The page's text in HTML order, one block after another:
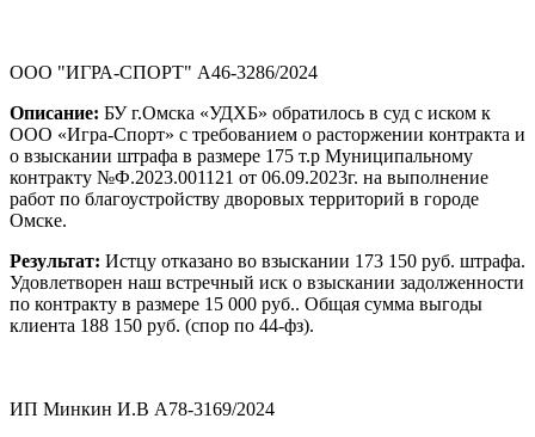
ООО "ИГРА-СПОРТ" А46-3286/2024
Описание: БУ г.Омска «УДХБ» обратилось в суд с иском к
ООО «Игра-Спорт» с требованием о расторжении контракта и
о взыскании штрафа в размере 175 т.р Муниципальному
контракту №Ф.2023.001121 от 06.09.2023г. на выполнение
работ по благоустройству дворовых территорий в городе
Омске.
Результат: Истцу отказано во взыскании 173 150 руб. штрафа.
Удовлетворен наш встречный иск о взыскании задолженности
по контракту в размере 15 000 руб.. Общая сумма выгоды
клиента 188 150 руб. (спор по 44-фз).
ИП Минкин И.В А78-3169/2024